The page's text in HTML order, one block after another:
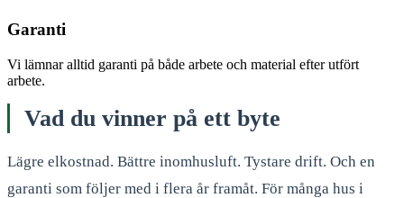
Garanti
Vi lämnar alltid garanti på både arbete och material efter utfört
arbete.
Vad du vinner på ett byte
Lägre elkostnad. Bättre inomhusluft. Tystare drift. Och en
garanti som följer med i flera år framåt. För många hus i